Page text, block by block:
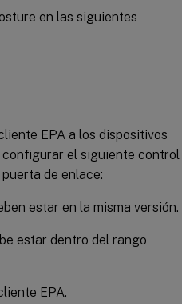
en las siguientes
EPA a los dispositivos
configurar el siguiente control
de enlace:
estar en la misma versión.
estar dentro del rango
EPA.